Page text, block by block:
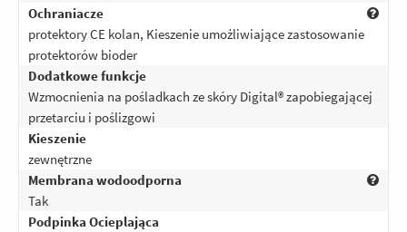
Ochraniacze
protektory CE kolan, Kieszenie umożliwiające zastosowanie
protektorów bioder
Dodatkowe funkcje
Wzmocnienia na pośladkach ze skóry Digital® zapobiegającej
przetarciu i poślizgowi
Kieszenie
zewnętrzne
Membrana wodoodporna
Tak
Podpinka Ocieplająca